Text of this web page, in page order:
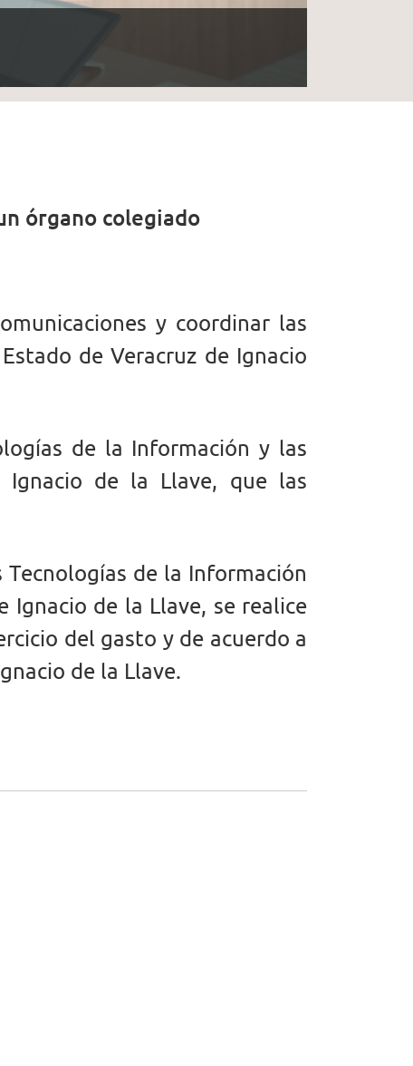
órgano colegiado
y coordinar las
de Veracruz de Ignacio
de la Información y las
Ignacio de la Llave, que las
de la Información
Ignacio de la Llave, se realice
del gasto y de acuerdo a
de la Llave.